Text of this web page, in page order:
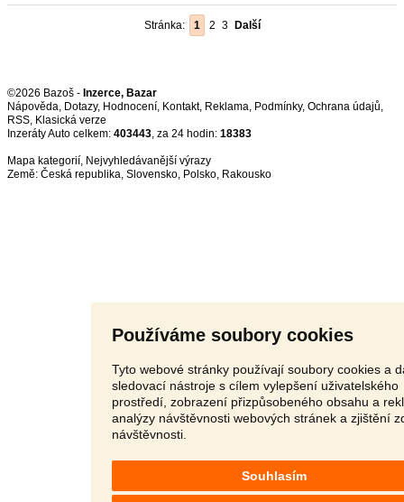
Používáme soubory cookies
Tyto webové stránky používají soubory cookies a
sledovací nástroje s cílem vylepšení uživatelského
prostředí, zobrazení přizpůsobeného obsahu a
analýzy návštěvnosti webových stránek a zjištění
návštěvnosti.
Souhlasím
Stránka: 1 2 3 Další
©2026 Bazoš - Inzerce, Bazar
Nápověda, Dotazy, Hodnocení, Kontakt, Reklama, Podmínky, Ochrana údajů,
RSS,
Inzeráty Auto celkem: 403443, za 24 hodin: 18383
Mapa kategorií, Nejvyhledávanější výrazy
Země: Česká republika, Slovensko, Polsko, Rakousko